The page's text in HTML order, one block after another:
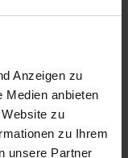
Anzeigen zu
Medien anbieten
zu
zu Ihrem
unsere Partner